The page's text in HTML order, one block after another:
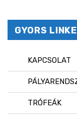
GYORS
KAPCSOLAT
TRÓFEÁK